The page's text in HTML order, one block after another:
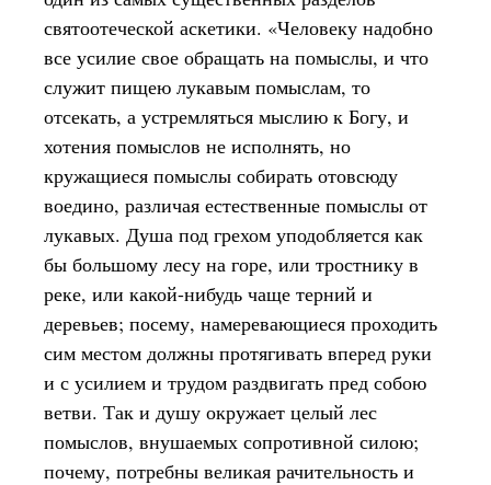
святоотеческой аскетики. «Человеку надобно
все усилие свое обращать на помыслы, и что
служит пищею лукавым помыслам, то
отсекать, а устремляться мыслию к Богу, и
хотения помыслов не исполнять, но
кружащиеся помыслы собирать отовсюду
воедино, различая естественные помыслы от
лукавых. Душа под грехом уподобляется как
бы большому лесу на горе, или тростнику в
реке, или какой-нибудь чаще терний и
деревьев; посему, намеревающиеся проходить
сим местом должны протягивать вперед руки
и с усилием и трудом раздвигать пред собою
ветви. Так и душу окружает целый лес
помыслов, внушаемых сопротивной силою;
почему, потребны великая рачительность и